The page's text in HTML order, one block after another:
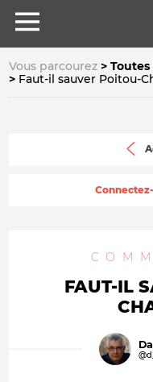
Vous parcourez
Toutes
Faut-il sauver Poitou-
FAUT-IL